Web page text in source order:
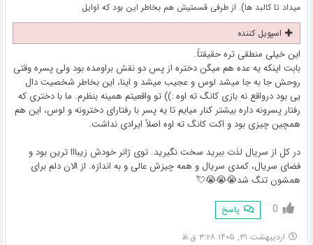
میداد تا کالبد ها). از طرفی قسمتیش هم بخاطر این بود که اوایل
اسپویل کننده
این خیلی منطقی تره حقیقتاً.
بابت اینکه یه عده هم میگن دختره از پس دو نقش براومده بود ولی پسره وقتی
روحش جا به جا میشد لوس و عجیب میشد و اینا، این بخاطر شخصیت دال
یی بود درواقع نه بازی کانگ ته اوه :)) تو واقعیتم همینه بنظرم. ما با دختری که
رفتار پسرونه داره بیشتر کنار میایم تا یه پسر با رفتارای دخترونه و لوس، این هم
همچین چیزی بود و اکت کانگ ته اوه اصلاً ایرادی نداشت.
در کل از سریال لذت ببرید سخت نگیرید. توی ژانر خودش زیبااا ترین بود و
فضای سریال، کمدی سریال و همه چیزش عالی و به اندازه. از الان دلم برای
همشون تنگ شد😭😭😭💘
0 پاسخ
اردیبهشت ۳۱, ۱۴۰۵ ۳:۲۸ ق.ظ